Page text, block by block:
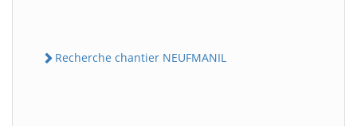
Recherche chantier NEUFMANIL